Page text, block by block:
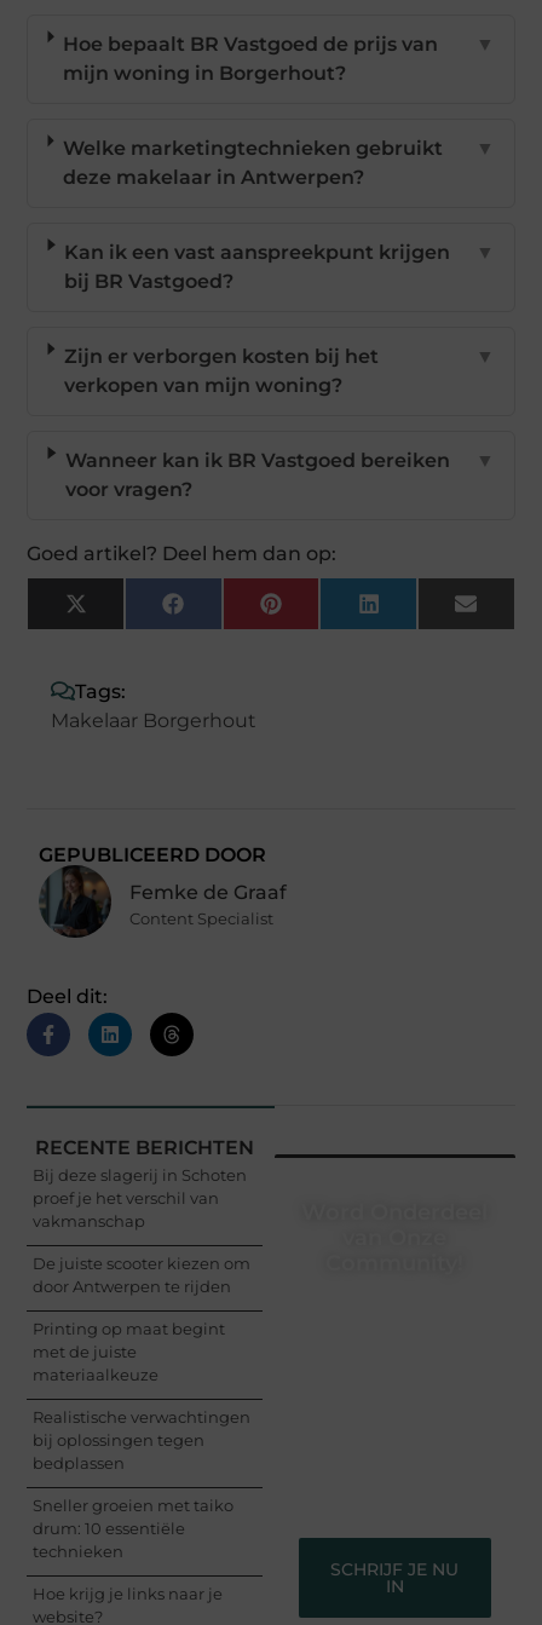
Hoe bepaalt BR Vastgoed de prijs van
mijn woning in Borgerhout?
▼
Welke marketingtechnieken gebruikt
deze makelaar in Antwerpen?
▼
Kan ik een vast aanspreekpunt krijgen
bij BR Vastgoed?
▼
Zijn er verborgen kosten bij het
verkopen van mijn woning?
▼
Wanneer kan ik BR Vastgoed bereiken
voor vragen?
▼
Goed artikel? Deel hem dan op:
X
(Twitter)
FacebookPinterestLinkedIn Email
Tags:
Makelaar Borgerhout
GEPUBLICEERD DOOR
Femke de Graaf
Content Specialist
Deel dit:
RECENTE BERICHTEN
Bij deze slagerij in Schoten
proef je het verschil van
vakmanschap
De juiste scooter kiezen om
door Antwerpen te rijden
Printing op maat begint
met de juiste
materiaalkeuze
Realistische verwachtingen
bij oplossingen tegen
bedplassen
Sneller groeien met taiko
drum: 10 essentiële
technieken
Hoe krijg je links naar je
website?
SCHRIJF JE NU
IN